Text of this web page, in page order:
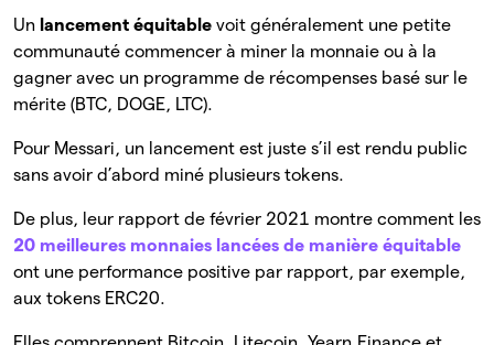
Un lancement équitable voit généralement une petite
communauté commencer à miner la monnaie ou à la
gagner avec un programme de récompenses basé sur le
mérite (BTC, DOGE, LTC).
Pour Messari, un lancement est juste s’il est rendu public
sans avoir d’abord miné plusieurs tokens.
De plus, leur rapport de février 2021 montre comment les
20 meilleures monnaies lancées de manière équitable
ont une performance positive par rapport, par exemple,
aux tokens ERC20.